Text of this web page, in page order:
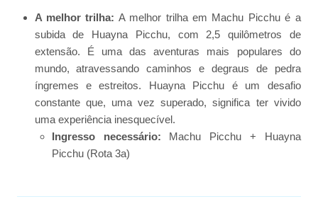
A melhor trilha: A melhor trilha em Machu Picchu é a
subida de Huayna Picchu, com 2,5 quilômetros de
extensão. É uma das aventuras mais populares do
mundo, atravessando caminhos e degraus de pedra
íngremes e estreitos. Huayna Picchu é um desafio
constante que, uma vez superado, significa ter vivido
uma experiência inesquecível.
Ingresso necessário: Machu Picchu + Huayna
Picchu (Rota 3a)